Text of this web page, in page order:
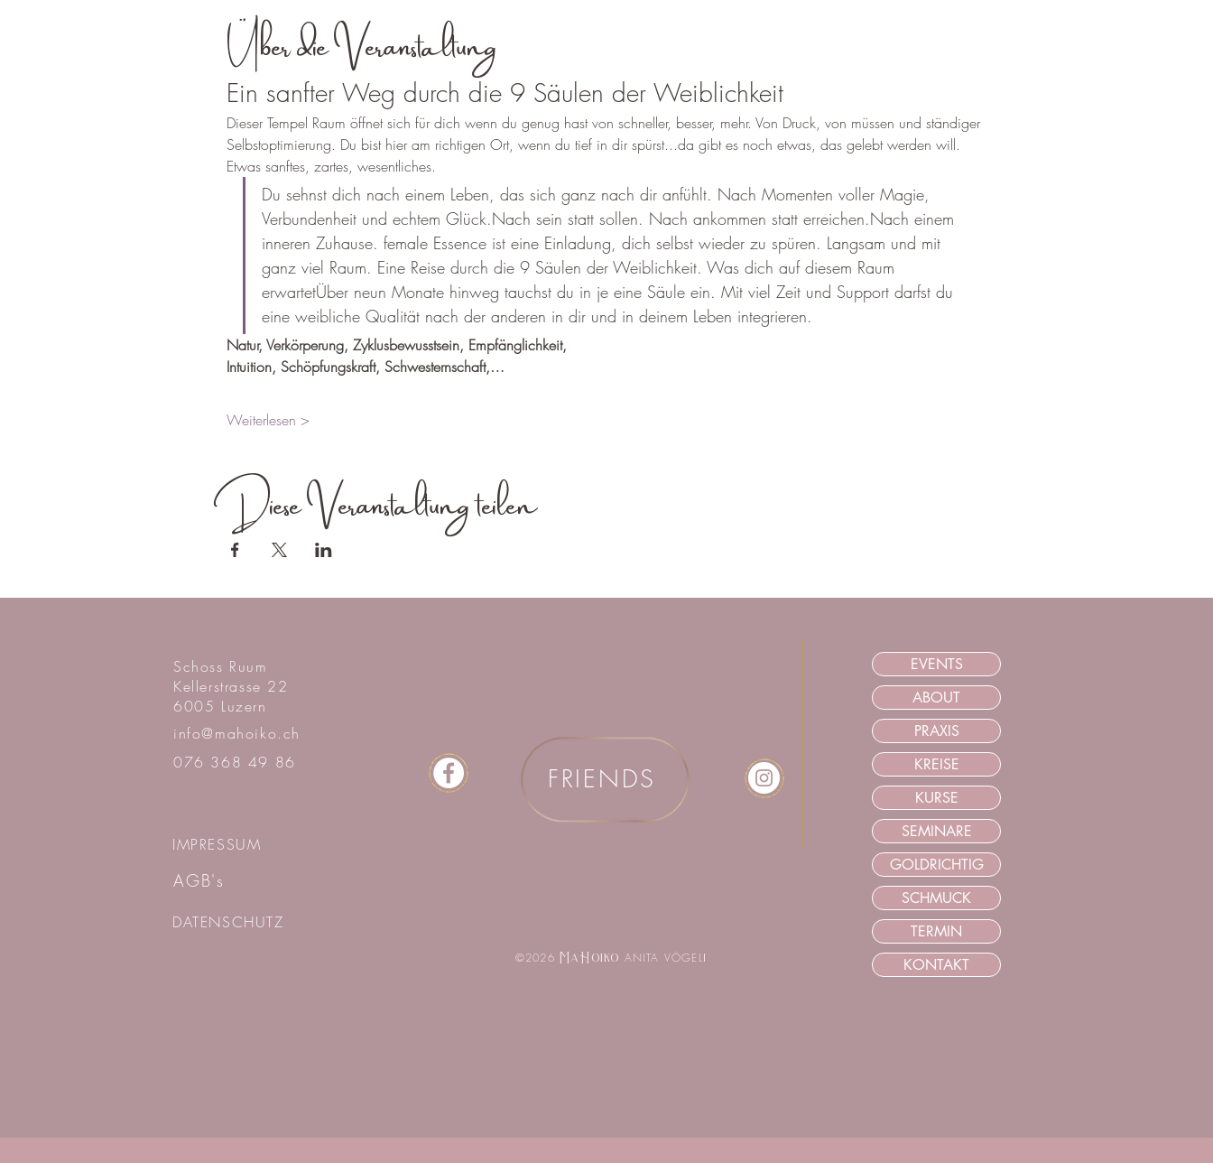
Über die Veranstaltung
Ein sanfter Weg durch die 9 Säulen der Weiblichkeit
Dieser Tempel Raum öffnet sich für dich wenn​ du genug hast von schneller, besser, mehr. Von Druck, von müssen und ständiger
Selbstoptimierung. Du bist hier am richtigen Ort, wenn du tief in dir spürst...da gibt es noch etwas, das gelebt werden will.
Etwas sanftes, zartes, wesentliches.
Du sehnst dich nach einem Leben, das sich ganz nach dir anfühlt. Nach Momenten voller Magie,
Verbundenheit und echtem Glück.Nach sein statt sollen. Nach ankommen statt erreichen.Nach einem
inneren Zuhause. female Essence ist eine Einladung, dich selbst wieder zu spüren. Langsam und mit
ganz viel Raum. Eine Reise durch die 9 Säulen der Weiblichkeit.​ Was dich auf diesem Raum
erwartetÜber neun Monate hinweg tauchst du in je eine Säule ein. Mit viel Zeit und Support darfst du
eine weibliche Qualität nach der anderen in dir und in deinem Leben integrieren.
Natur, Verkörperung, Zyklusbewusstsein, Empfänglichkeit,
Intuition, Schöpfungskraft, Schwesternschaft,…
Weiterlesen >
Diese Veranstaltung teilen
Schoss Ruum
Kellerstrasse 22
6005 Luzern
info@mahoiko.ch
076 368 49 86
IMPRESSUM
FRIENDS
AGB's
DATENSCHUTZ
©2026 MaHoiko ANITA VÖGELI
EVENTS
ABOUT
PRAXIS
KREISE
KURSE
SEMINARE
GOLDRICHTIG
SCHMUCK
TERMIN
KONTAKT